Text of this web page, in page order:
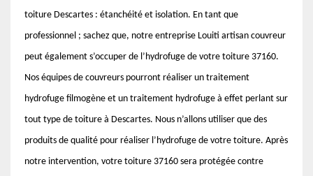
toiture Descartes : étanchéité et isolation. En tant que
professionnel ; sachez que, notre entreprise Louiti artisan couvreur
peut également s’occuper de l’hydrofuge de votre toiture 37160.
Nos équipes de couvreurs pourront réaliser un traitement
hydrofuge filmogène et un traitement hydrofuge à effet perlant sur
tout type de toiture à Descartes. Nous n’allons utiliser que des
produits de qualité pour réaliser l’hydrofuge de votre toiture. Après
notre intervention, votre toiture 37160 sera protégée contre